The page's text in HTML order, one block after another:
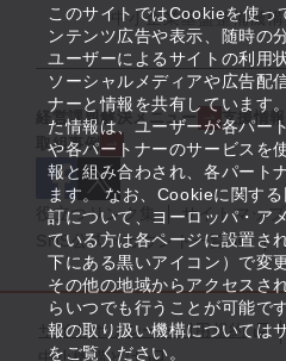
このサイトではCookieを使っ
ンテンツ広告や表示、随時の
ユーザーによるサイトの利用
ソーシャルメディアや広告配
ナーと情報を共有しています
た情報は、ユーザーが各パー
や各パートナーのサービスを
報と組み合わされ、各パート
ます。 なお、Cookieに関す
訂について、ヨーロッパ・ア
ている方は各ページに設置さ
下にある黒いアイコン）で変
その他の地域からアクセスさ
らいつでも行うことが可能で
報の取り扱い機構については
をご覧ください。
中小企業基盤整備機
経営課題解決メニュー 支援情
取組事例
役立つリンク集 サイトマップ
SNS公式アカウント一覧
サイトポリシー・利用規約